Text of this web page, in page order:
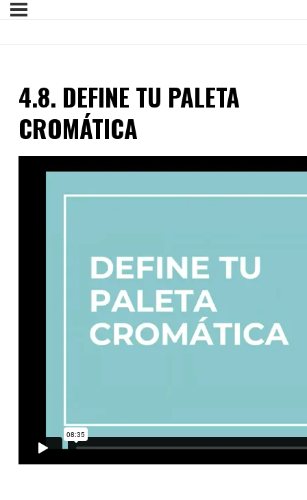
4.8. DEFINE TU PALETA
CROMÁTICA